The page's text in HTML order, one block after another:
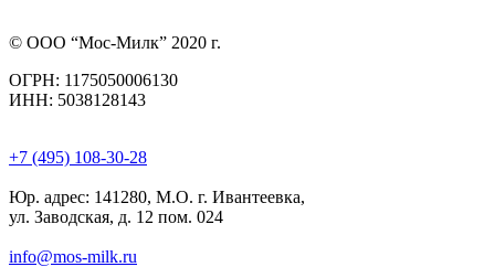
© ООО “Мос-Милк” 2020 г.
ОГРН: 1175050006130
ИНН: 5038128143
+7 (495) 108-30-28
Юр. адрес: 141280, М.О. г. Ивантеевка,
ул. Заводская, д. 12 пом. 024
info@mos-milk.ru